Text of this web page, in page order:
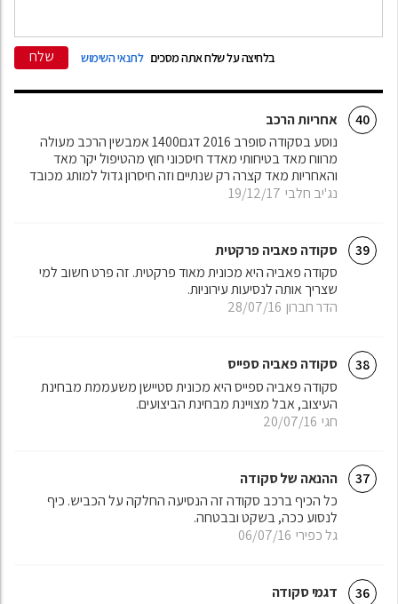
בלחיצה על שלח אתה מסכים לתנאי השימוש שלח
40 אחריות הרכב
נג'יב חלבי 19/12/17
נוסע בסקודה סופרב 2016 דגם1400 אמבשין הרכב מעולה
מרווח מאד בטיחותי מאדד חיסכוני חוץ מהטיפול יקר מאד
והאחריות מאד קצרה רק שנתיים וזה חיסרון גדול למותג מכובד
39 סקודה פאביה פרקטית
הדר חברון 28/07/16
סקודה פאביה היא מכונית מאוד פרקטית. זה פרט חשוב למי
שצריך אותה לנסיעות עירוניות.
38 סקודה פאביה ספייס
חגי 20/07/16
סקודה פאביה ספייס היא מכונית סטיישן משעממת מבחינת
העיצוב, אבל מצויינת מבחינת הביצועים.
37 ההנאה של סקודה
גל כפירי 06/07/16
כל הכיף ברכב סקודה זה הנסיעה החלקה על הכביש. כיף
לנסוע ככה, בשקט ובבטחה.
36 דגמי סקודה